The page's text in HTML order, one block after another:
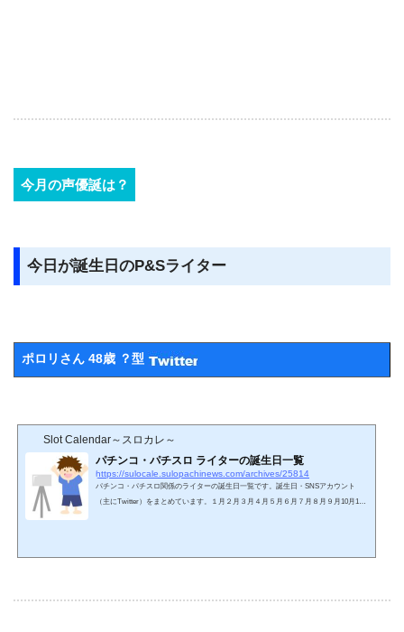
今月の声優誕は？
今日が誕生日のP&Sライター
ポロリさん 48歳 ？型
Slot Calendar～スロカレ～
パチンコ・パチスロ ライターの誕生日一覧
https://sulocale.sulopachinews.com/archives/25814
パチンコ・パチスロ関係のライターの誕生日一覧です。誕生日・SNSアカウント
（主にTwitter）をまとめています。１月２月３月４月５月６月７月８月９月10月11